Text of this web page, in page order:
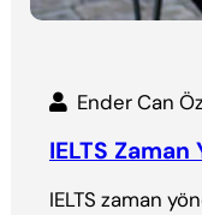
Ender Can
IELTS Zaman
IELTS zaman